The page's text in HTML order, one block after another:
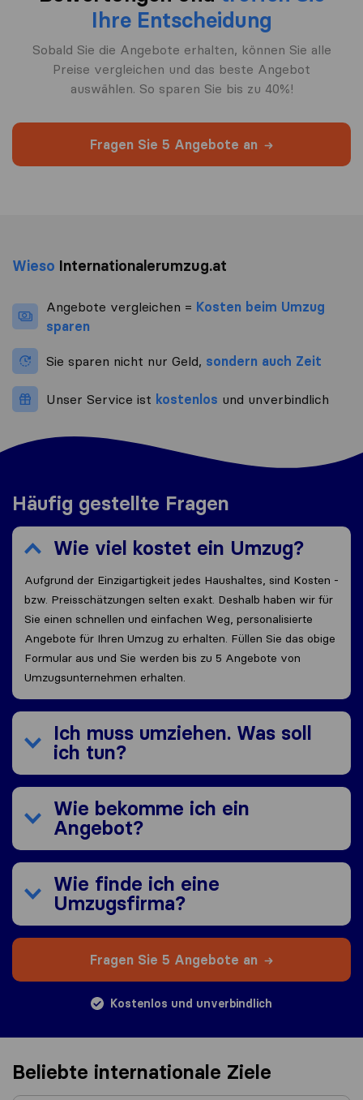
Ihre Entscheidung
Sobald Sie die Angebote erhalten, können Sie alle
Preise vergleichen und das beste Angebot
auswählen. So sparen Sie bis zu 40%!
Fragen Sie 5 Angebote an
Wieso Internationalerumzug.at
Angebote vergleichen = Kosten beim Umzug
sparen
Sie sparen nicht nur Geld, sondern auch Zeit
Unser Service ist kostenlos und unverbindlich
Häufig gestellte Fragen
Wie viel kostet ein Umzug?
Aufgrund der Einzigartigkeit jedes Haushaltes, sind Kosten -
bzw. Preisschätzungen selten exakt. Deshalb haben wir für
Sie einen schnellen und einfachen Weg, personalisierte
Angebote für Ihren Umzug zu erhalten. Füllen Sie das obige
Formular aus und Sie werden bis zu 5 Angebote von
Umzugsunternehmen erhalten.
Ich muss umziehen. Was soll
ich tun?
Wie bekomme ich ein
Angebot?
Wie finde ich eine
Umzugsfirma?
Fragen Sie 5 Angebote an
Kostenlos und unverbindlich
Beliebte internationale Ziele